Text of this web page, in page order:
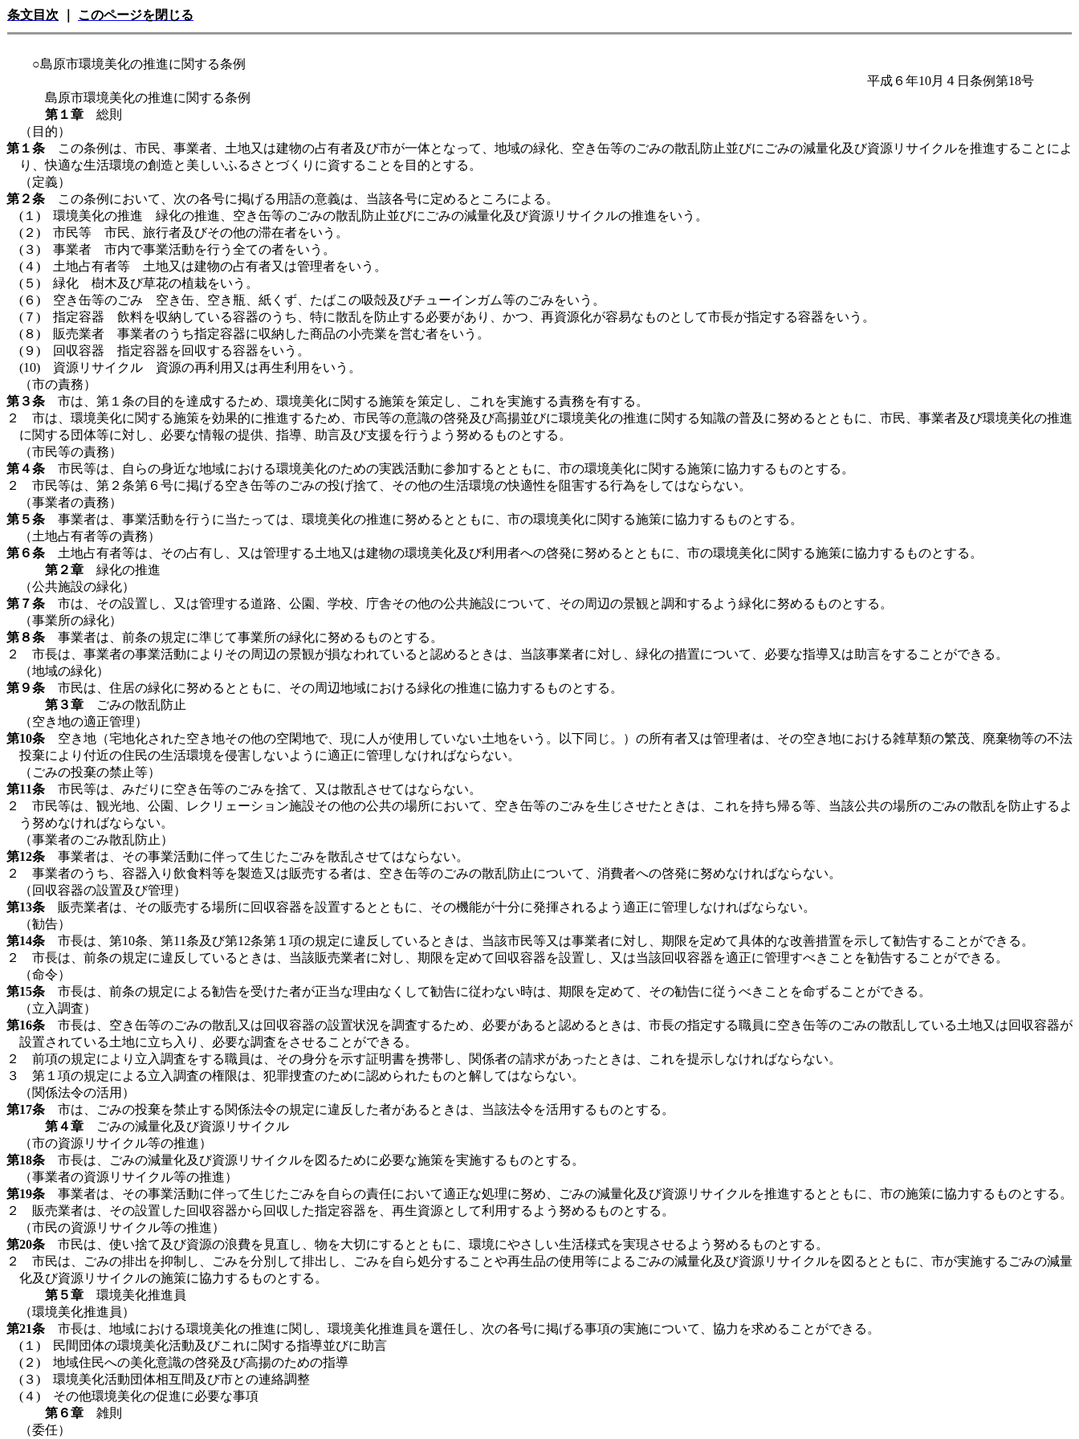
条文目次 このページを閉じる
○島原市環境美化の推進に関する条例
平成６年10月４日条例第18号
島原市環境美化の推進に関する条例
第１章 総則
（目的）
第１条 この条例は、市民、事業者、土地又は建物の占有者及び市が一体となって、地域の緑化、空き缶等のごみの散乱防止並びにごみの減量化及び資源リサイクルを推進することによ
り、快適な生活環境の創造と美しいふるさとづくりに資することを目的とする。
（定義）
第２条 この条例において、次の各号に掲げる用語の意義は、当該各号に定めるところによる。
(１) 環境美化の推進 緑化の推進、空き缶等のごみの散乱防止並びにごみの減量化及び資源リサイクルの推進をいう。
(２) 市民等 市民、旅行者及びその他の滞在者をいう。
(３) 事業者 市内で事業活動を行う全ての者をいう。
(４) 土地占有者等 土地又は建物の占有者又は管理者をいう。
(５) 緑化 樹木及び草花の植栽をいう。
(６) 空き缶等のごみ 空き缶、空き瓶、紙くず、たばこの吸殻及びチューインガム等のごみをいう。
(７) 指定容器 飲料を収納している容器のうち、特に散乱を防止する必要があり、かつ、再資源化が容易なものとして市長が指定する容器をいう。
(８) 販売業者 事業者のうち指定容器に収納した商品の小売業を営む者をいう。
(９) 回収容器 指定容器を回収する容器をいう。
(10) 資源リサイクル 資源の再利用又は再生利用をいう。
（市の責務）
第３条 市は、第１条の目的を達成するため、環境美化に関する施策を策定し、これを実施する責務を有する。
２ 市は、環境美化に関する施策を効果的に推進するため、市民等の意識の啓発及び高揚並びに環境美化の推進に関する知識の普及に努めるとともに、市民、事業者及び環境美化の推進
に関する団体等に対し、必要な情報の提供、指導、助言及び支援を行うよう努めるものとする。
（市民等の責務）
第４条 市民等は、自らの身近な地域における環境美化のための実践活動に参加するとともに、市の環境美化に関する施策に協力するものとする。
２ 市民等は、第２条第６号に掲げる空き缶等のごみの投げ捨て、その他の生活環境の快適性を阻害する行為をしてはならない。
（事業者の責務）
第５条 事業者は、事業活動を行うに当たっては、環境美化の推進に努めるとともに、市の環境美化に関する施策に協力するものとする。
（土地占有者等の責務）
第６条 土地占有者等は、その占有し、又は管理する土地又は建物の環境美化及び利用者への啓発に努めるとともに、市の環境美化に関する施策に協力するものとする。
第２章 緑化の推進
（公共施設の緑化）
第７条 市は、その設置し、又は管理する道路、公園、学校、庁舎その他の公共施設について、その周辺の景観と調和するよう緑化に努めるものとする。
（事業所の緑化）
第８条 事業者は、前条の規定に準じて事業所の緑化に努めるものとする。
２ 市長は、事業者の事業活動によりその周辺の景観が損なわれていると認めるときは、当該事業者に対し、緑化の措置について、必要な指導又は助言をすることができる。
（地域の緑化）
第９条 市民は、住居の緑化に努めるとともに、その周辺地域における緑化の推進に協力するものとする。
第３章 ごみの散乱防止
（空き地の適正管理）
第10条 空き地（宅地化された空き地その他の空閑地で、現に人が使用していない土地をいう。以下同じ。）の所有者又は管理者は、その空き地における雑草類の繁茂、廃棄物等の不法
投棄により付近の住民の生活環境を侵害しないように適正に管理しなければならない。
（ごみの投棄の禁止等）
第11条 市民等は、みだりに空き缶等のごみを捨て、又は散乱させてはならない。
２ 市民等は、観光地、公園、レクリェーション施設その他の公共の場所において、空き缶等のごみを生じさせたときは、これを持ち帰る等、当該公共の場所のごみの散乱を防止するよ
う努めなければならない。
（事業者のごみ散乱防止）
第12条 事業者は、その事業活動に伴って生じたごみを散乱させてはならない。
２ 事業者のうち、容器入り飲食料等を製造又は販売する者は、空き缶等のごみの散乱防止について、消費者への啓発に努めなければならない。
（回収容器の設置及び管理）
第13条 販売業者は、その販売する場所に回収容器を設置するとともに、その機能が十分に発揮されるよう適正に管理しなければならない。
（勧告）
第14条 市長は、第10条、第11条及び第12条第１項の規定に違反しているときは、当該市民等又は事業者に対し、期限を定めて具体的な改善措置を示して勧告することができる。
２ 市長は、前条の規定に違反しているときは、当該販売業者に対し、期限を定めて回収容器を設置し、又は当該回収容器を適正に管理すべきことを勧告することができる。
（命令）
第15条 市長は、前条の規定による勧告を受けた者が正当な理由なくして勧告に従わない時は、期限を定めて、その勧告に従うべきことを命ずることができる。
（立入調査）
第16条 市長は、空き缶等のごみの散乱又は回収容器の設置状況を調査するため、必要があると認めるときは、市長の指定する職員に空き缶等のごみの散乱している土地又は回収容器が
設置されている土地に立ち入り、必要な調査をさせることができる。
２ 前項の規定により立入調査をする職員は、その身分を示す証明書を携帯し、関係者の請求があったときは、これを提示しなければならない。
３ 第１項の規定による立入調査の権限は、犯罪捜査のために認められたものと解してはならない。
（関係法令の活用）
第17条 市は、ごみの投棄を禁止する関係法令の規定に違反した者があるときは、当該法令を活用するものとする。
第４章 ごみの減量化及び資源リサイクル
（市の資源リサイクル等の推進）
第18条 市長は、ごみの減量化及び資源リサイクルを図るために必要な施策を実施するものとする。
（事業者の資源リサイクル等の推進）
第19条 事業者は、その事業活動に伴って生じたごみを自らの責任において適正な処理に努め、ごみの減量化及び資源リサイクルを推進するとともに、市の施策に協力するものとする。
２ 販売業者は、その設置した回収容器から回収した指定容器を、再生資源として利用するよう努めるものとする。
（市民の資源リサイクル等の推進）
第20条 市民は、使い捨て及び資源の浪費を見直し、物を大切にするとともに、環境にやさしい生活様式を実現させるよう努めるものとする。
２ 市民は、ごみの排出を抑制し、ごみを分別して排出し、ごみを自ら処分することや再生品の使用等によるごみの減量化及び資源リサイクルを図るとともに、市が実施するごみの減量
化及び資源リサイクルの施策に協力するものとする。
第５章 環境美化推進員
（環境美化推進員）
第21条 市長は、地域における環境美化の推進に関し、環境美化推進員を選任し、次の各号に掲げる事項の実施について、協力を求めることができる。
(１) 民間団体の環境美化活動及びこれに関する指導並びに助言
(２) 地域住民への美化意識の啓発及び高揚のための指導
(３) 環境美化活動団体相互間及び市との連絡調整
(４) その他環境美化の促進に必要な事項
第６章 雑則
（委任）